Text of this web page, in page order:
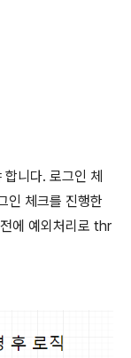
니다. 로그인 체
인 체크를 진행한
에 예외처리로 thr